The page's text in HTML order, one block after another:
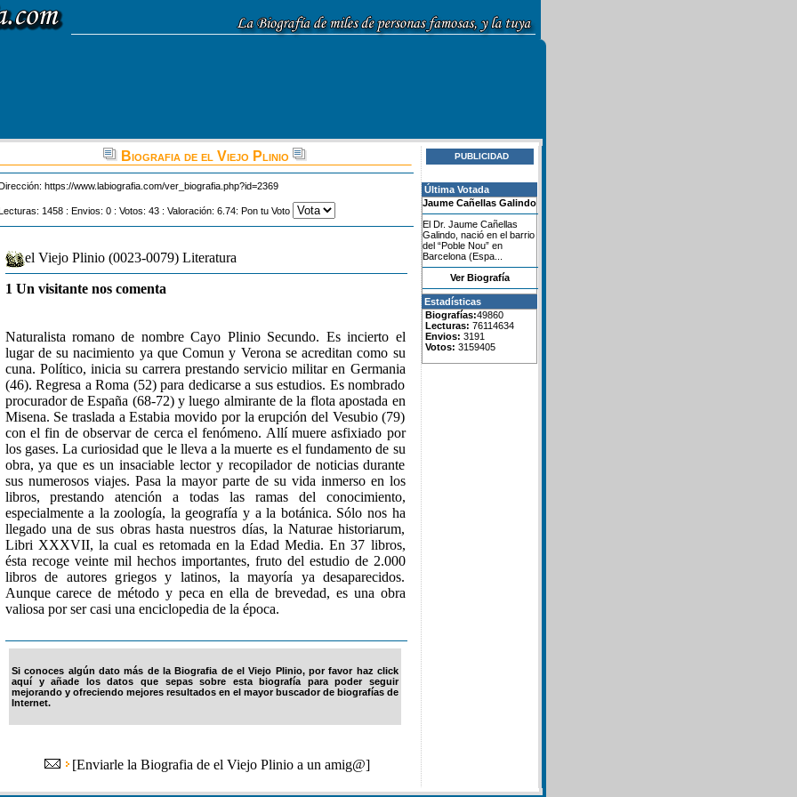
Biografia de el Viejo Plinio
https://www.labiografia.com/ver_biografia.php?id=2369
1458 : Envios: 0 : Votos: 43 : Valoración: 6.74: Pon tu Voto
el Viejo Plinio (0023-0079) Literatura
1 Un visitante nos comenta
Naturalista romano de nombre Cayo Plinio Secundo. Es incierto el
lugar de su nacimiento ya que Comun y Verona se acreditan como su
cuna. Político, inicia su carrera prestando servicio militar en Germania
(46). Regresa a Roma (52) para dedicarse a sus estudios. Es nombrado
procurador de España (68-72) y luego almirante de la flota apostada en
Misena. Se traslada a Estabia movido por la erupción del Vesubio (79)
con el fin de observar de cerca el fenómeno. Allí muere asfixiado por
los gases. La curiosidad que le lleva a la muerte es el fundamento de su
obra, ya que es un insaciable lector y recopilador de noticias durante
sus numerosos viajes. Pasa la mayor parte de su vida inmerso en los
libros, prestando atención a todas las ramas del conocimiento,
especialmente a la zoología, la geografía y a la botánica. Sólo nos ha
llegado una de sus obras hasta nuestros días, la Naturae historiarum,
Libri XXXVII, la cual es retomada en la Edad Media. En 37 libros,
ésta recoge veinte mil hechos importantes, fruto del estudio de 2.000
libros de autores griegos y latinos, la mayoría ya desaparecidos.
Aunque carece de método y peca en ella de brevedad, es una obra
valiosa por ser casi una enciclopedia de la época.
Si conoces algún dato más de la Biografia de el Viejo Plinio, por favor haz click
aquí y añade los datos que sepas sobre esta biografía para poder seguir
mejorando y ofreciendo mejores resultados en el mayor buscador de biografías de
Internet.
[Enviarle la Biografia de el Viejo Plinio a un amig@]
PUBLICIDAD
Última Votada
Jaume Cañellas Galindo
El Dr. Jaume Cañellas
Galindo, nació en el barrio
del “Poble Nou” en
Barcelona (Espa...
Ver Biografía
Estadísticas
Biografías:49860
Lecturas: 76114634
Envios: 3191
Votos: 3159405